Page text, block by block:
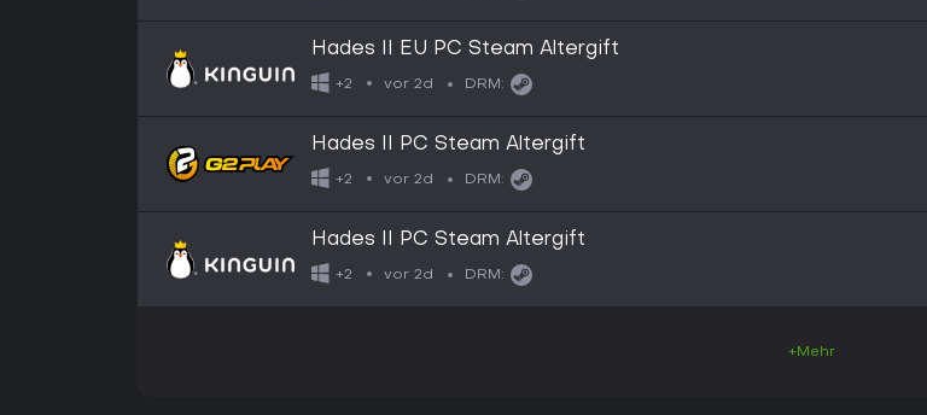
Hades II EU PC Steam Altergift
+2 vor 2d DRM:
Hades II PC Steam Altergift
+2 vor 2d DRM:
Hades II PC Steam Altergift
+2 vor 2d DRM:
+Mehr